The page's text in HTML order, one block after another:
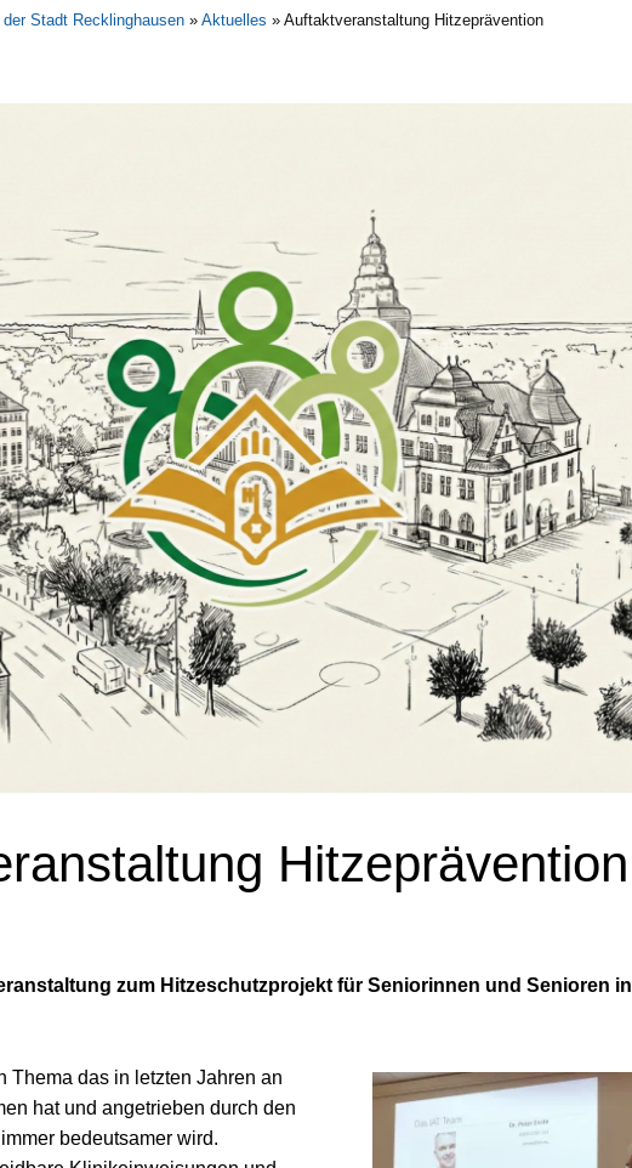
Stadt Recklinghausen » Aktuelles » Auftaktveranstaltung Hitzeprävention
Hitzeprävention
zum Hitzeschutzprojekt für Seniorinnen und Senioren in
Thema das in letzten Jahren an
hat und angetrieben durch den
bedeutsamer wird.